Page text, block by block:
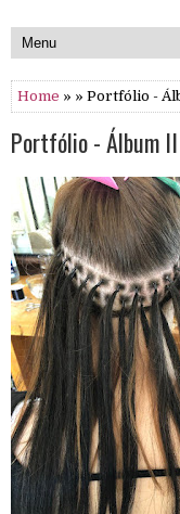
Home » » Portfólio -
Portfólio - Álbum II